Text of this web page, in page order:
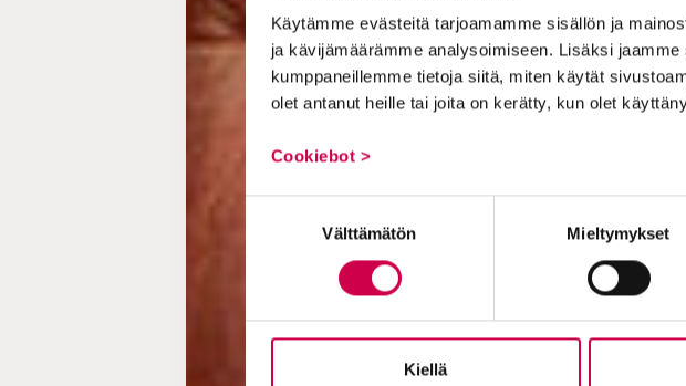
Käytämme evästeitä tarjoamamme sisällön ja
ja kävijämäärämme analysoimiseen. Lisäksi
kumppaneillemme tietoja siitä, miten käytät
olet antanut heille tai joita on kerätty, kun olet
Cookiebot >
Välttämätön Mieltymykset
Kiellä